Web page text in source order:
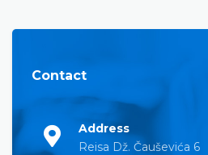
Contact
Address
Reisa Dž. Čauševića 6